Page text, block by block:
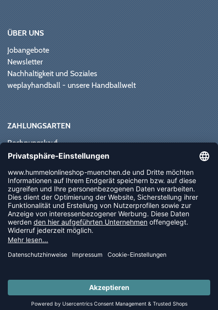
LAST PIECES: Bekleidung - Spare bis zu 65%
ÜBER UNS
Jobangebote
Newsletter
Nachhaltigkeit und Soziales
weplayhandball - unsere Handballwelt
ZAHLUNGSARTEN
Rechnungskauf
Paypal
Vorkasse
Sofortüberweisung
NEWSLETTER